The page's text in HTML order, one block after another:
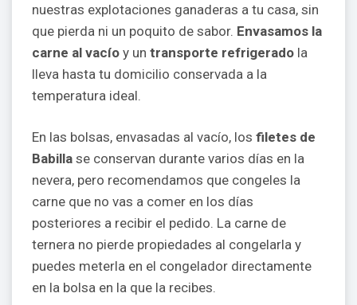
nuestras explotaciones ganaderas a tu casa, sin
que pierda ni un poquito de sabor. Envasamos la
carne al vacío y un transporte refrigerado la
lleva hasta tu domicilio conservada a la
temperatura ideal.
En las bolsas, envasadas al vacío, los filetes de
Babilla se conservan durante varios días en la
nevera, pero recomendamos que congeles la
carne que no vas a comer en los días
posteriores a recibir el pedido. La carne de
ternera no pierde propiedades al congelarla y
puedes meterla en el congelador directamente
en la bolsa en la que la recibes.